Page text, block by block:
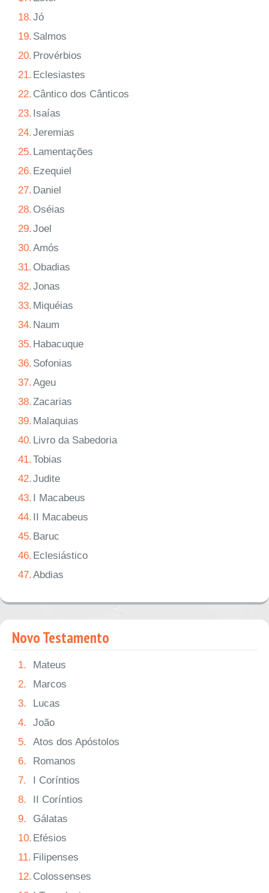
18.Jó
19. Salmos
20. Provérbios
21. Eclesiastes
22. Cântico dos Cânticos
23. Isaías
24.Jeremias
25. Lamentações
26. Ezequiel
27. Daniel
28. Oséias
29.Joel
30.Amós
31. Obadias
32.Jonas
33. Miquéias
34. Naum
35. Habacuque
36. Sofonias
37.Ageu
38.Zacarias
39. Malaquias
40. Livro da Sabedoria
41.Tobias
42.Judite
43. I Macabeus
44. II Macabeus
45. Baruc
46. Eclesiástico
47.Abdias
Novo Testamento
1.
Mateus
2.
Marcos
3.
Lucas
4.
João
5.
Atos dos Apóstolos
6.
Romanos
7.
I Coríntios
8.
II Coríntios
9.
Gálatas
10. Efésios
11. Filipenses
12. Colossenses